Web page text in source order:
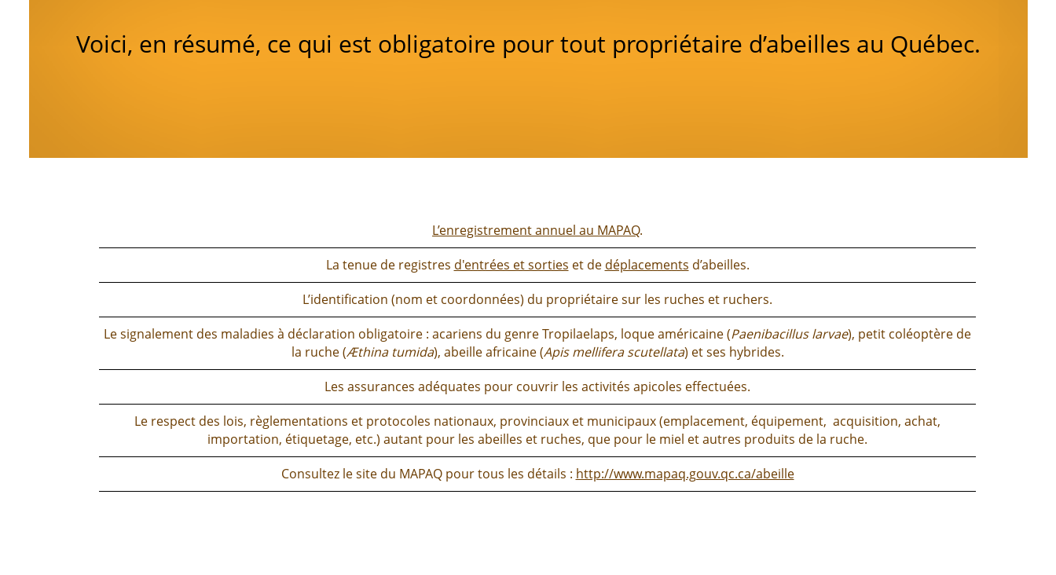
Voici, en résumé, ce qui est obligatoire pour tout propriétaire d’abeilles au Québec.
L’enregistrement annuel au MAPAQ.
La tenue de registres d'entrées et sorties et de déplacements d’abeilles.
L’identification (nom et coordonnées) du propriétaire sur les ruches et ruchers.
Le signalement des maladies à déclaration obligatoire : acariens du genre Tropilaelaps, loque américaine (Paenibacillus larvae), petit coléoptère de
la ruche (Æthina tumida), abeille africaine (Apis mellifera scutellata) et ses hybrides.
Les assurances adéquates pour couvrir les activités apicoles effectuées.
Le respect des lois, règlementations et protocoles nationaux, provinciaux et municipaux (emplacement, équipement, acquisition, achat,
importation, étiquetage, etc.) autant pour les abeilles et ruches, que pour le miel et autres produits de la ruche.
Consultez le site du MAPAQ pour tous les détails : http://www.mapaq.gouv.qc.ca/abeille